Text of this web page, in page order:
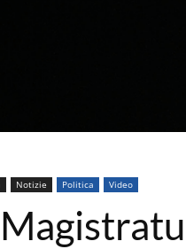
Notizie Politica Video